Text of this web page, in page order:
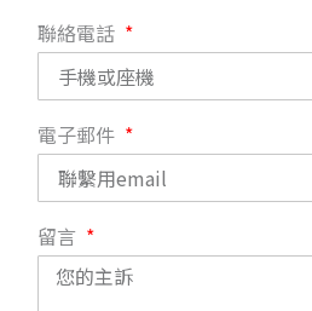
聯絡電話
電子郵件
留言